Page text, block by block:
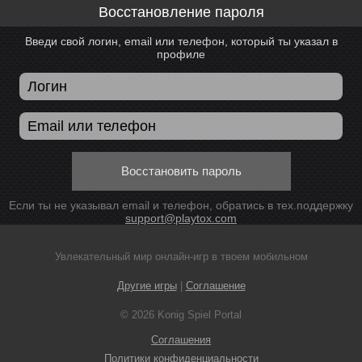
Восстановление пароля
Введи свой логин, email или телефон, который ты указал в
профиле
Восстановить пароль
Если ты не указывал email и телефон, обратись в тех.поддержку
support@playtox.com
Увлекательный мир онлайн-игр в твоем мобильном
Другие игры| Соглашение
© 2026 Konig Spiel Portal
Соглашения
Политики конфиденциальности